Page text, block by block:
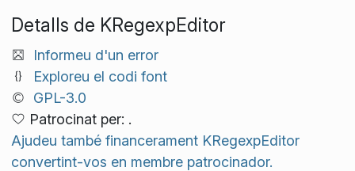
Detalls de KRegexpEditor
Informeu d'un error
Exploreu el codi font
GPL-3.0
Patrocinat per: .
Ajudeu també financerament KRegexpEditor
convertint-vos en membre patrocinador.